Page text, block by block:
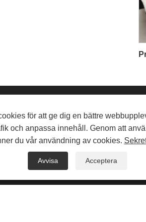
INDUSTRIAL ROAD, FAN SHIDU
för att ge dig en bättre
och anpassa innehåll. Genom att
du vår användning av cookies.
Avvisa Acceptera